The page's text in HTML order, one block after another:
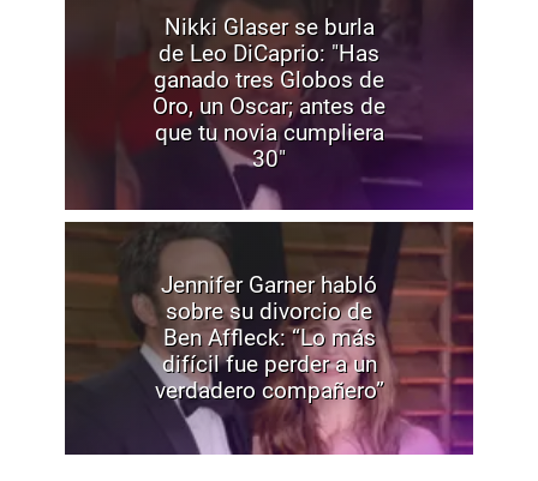
Nikki Glaser se burla
de Leo DiCaprio: "Has
ganado tres Globos de
Oro, un Oscar; antes de
que tu novia cumpliera
30"
Jennifer Garner habló
sobre su divorcio de
Ben Affleck: “Lo más
difícil fue perder a un
verdadero compañero”